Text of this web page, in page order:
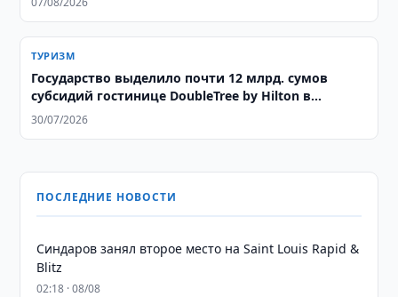
ТУРИЗМ
Государство выделило почти 12 млрд. сумов
субсидий гостинице DoubleTree by Hilton в
Ташкенте
30/07/2026
ПОСЛЕДНИЕ НОВОСТИ
Синдаров занял второе место на Saint Louis Rapid &
Blitz
02:18 · 08/08